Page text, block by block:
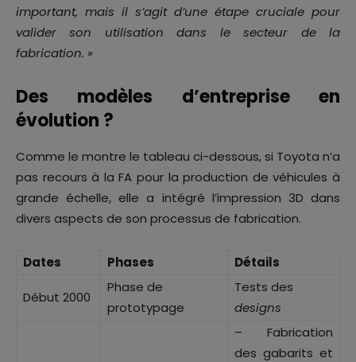
important, mais il s’agit d’une étape cruciale pour
valider son utilisation dans le secteur de la
fabrication. »
Des modèles d’entreprise en
évolution ?
Comme le montre le tableau ci-dessous, si Toyota n’a
pas recours à la FA pour la production de véhicules à
grande échelle, elle a intégré l’impression 3D dans
divers aspects de son processus de fabrication.
Dates Phases Détails
Début 2000
Phase de
prototypage
Tests des
designs
– Fabrication
des gabarits et